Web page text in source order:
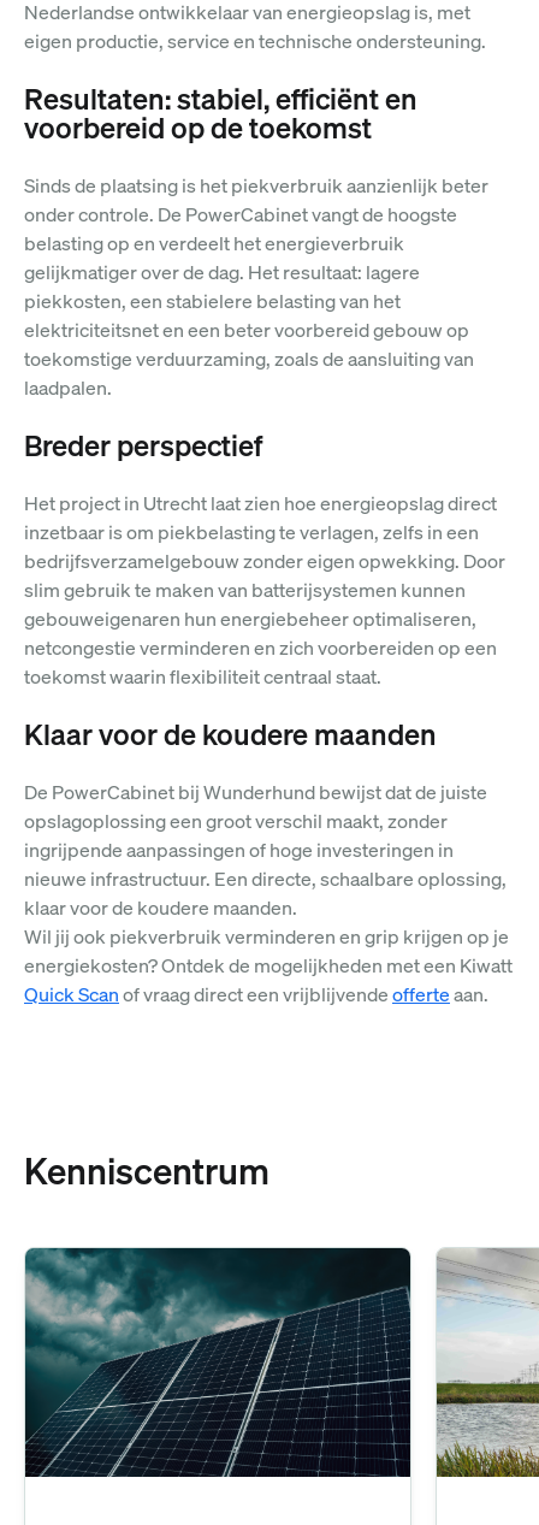
Nederlandse ontwikkelaar van energieopslag is, met
eigen productie, service en technische ondersteuning.
Resultaten: stabiel, efficiënt en
voorbereid op de toekomst
Sinds de plaatsing is het piekverbruik aanzienlijk beter
onder controle. De PowerCabinet vangt de hoogste
belastingop en verdeelt het energieverbruik
gelijkmatiger over de dag. Het resultaat: lagere
piekkosten, een stabielere belasting van het
elektriciteitsnet en een beter voorbereid gebouw op
toekomstige verduurzaming, zoals de aansluiting van
laadpalen.
Breder perspectief
Het project in Utrecht laat zien hoe energieopslag direct
inzetbaar is om piekbelasting te verlagen, zelfs in een
bedrijfsverzamelgebouw zonder eigen opwekking. Door
slim gebruik te maken van batterijsystemen kunnen
gebouweigenaren hun energiebeheer optimaliseren,
netcongestie verminderen en zich voorbereiden op een
toekomst waarin flexibiliteit centraal staat.
Klaar voor de koudere maanden
De PowerCabinet bij Wunderhund bewijst dat de juiste
opslagoplossing een groot verschil maakt, zonder
ingrijpende aanpassingen of hoge investeringen in
nieuwe infrastructuur. Een directe, schaalbare oplossing,
klaar voor de koudere maanden.
Wil jij ook piekverbruik verminderen en grip krijgen op je
energiekosten? Ontdek de mogelijkheden met een Kiwatt
Quick Scanof vraag direct een vrijblijvendeofferteaan.
Kenniscentrum